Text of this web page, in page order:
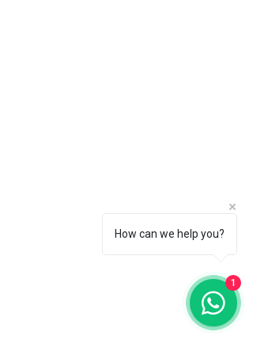
How can we help you?
1